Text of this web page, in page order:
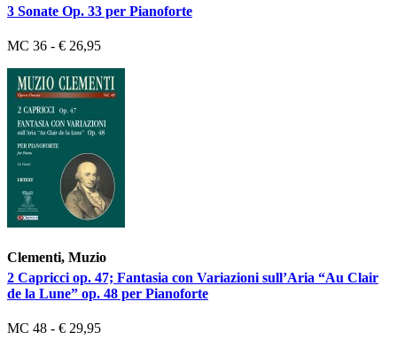
3 Sonate Op. 33 per Pianoforte
MC 36 - € 26,95
Clementi, Muzio
2 Capricci op. 47; Fantasia con Variazioni sull’Aria “Au Clair
de la Lune” op. 48 per Pianoforte
MC 48 - € 29,95